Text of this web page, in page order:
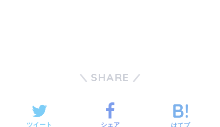
SHARE
ツイート シェア はてブ